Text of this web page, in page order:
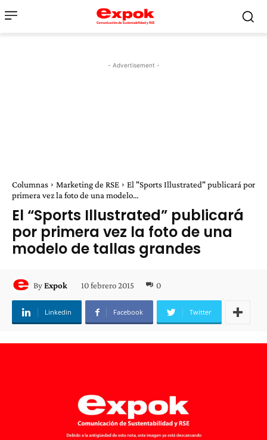
- Advertisement -
Columnas Marketing de RSE
El "Sports Illustrated" publicará por
primera vez la foto de una modelo...
El “Sports Illustrated” publicará
por primera vez la foto de una
modelo de tallas grandes
ByExpok 10 febrero 2015 0
Linkedin Facebook Twitter